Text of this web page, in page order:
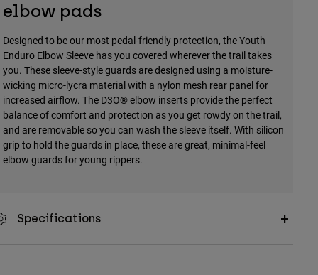
elbow pads
Designed to be our most pedal-friendly protection, the Youth
Enduro Elbow Sleeve has you covered wherever the trail takes
you. These sleeve-style guards are designed using a moisture-
wicking micro-lycra material with a nylon mesh rear panel for
increased airflow. The D3O® elbow inserts provide the perfect
balance of comfort and protection as you get rowdy on the trail,
and are removable so you can wash the sleeve itself. With silicon
grip to hold the guards in place, these are great, minimal-feel
elbow guards for young rippers.
Specifications